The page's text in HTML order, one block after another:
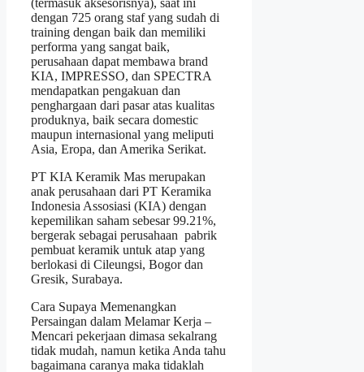
(termasuk aksesorisnya), saat ini
dengan 725 orang staf yang sudah di
training dengan baik dan memiliki
performa yang sangat baik,
perusahaan dapat membawa brand
KIA, IMPRESSO, dan SPECTRA
mendapatkan pengakuan dan
penghargaan dari pasar atas kualitas
produknya, baik secara domestic
maupun internasional yang meliputi
Asia, Eropa, dan Amerika Serikat.
PT KIA Keramik Mas merupakan
anak perusahaan dari PT Keramika
Indonesia Assosiasi (KIA) dengan
kepemilikan saham sebesar 99.21%,
bergerak sebagai perusahaan pabrik
pembuat keramik untuk atap yang
berlokasi di Cileungsi, Bogor dan
Gresik, Surabaya.
Cara Supaya Memenangkan
Persaingan dalam Melamar Kerja –
Mencari pekerjaan dimasa sekalrang
tidak mudah, namun ketika Anda tahu
bagaimana caranya maka tidaklah